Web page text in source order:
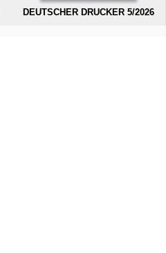
DEUTSCHER DRUCKER 5/2026